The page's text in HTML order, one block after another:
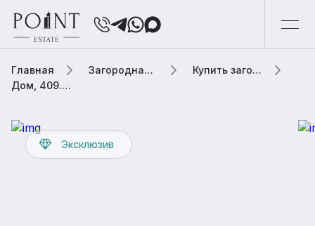
Главная Загородная элитная недвижимость
Купить загородную элитную недвижимость
Дом, 409.4 м² В коттеджном поселке «Николина Поляна»
Эксклюзив